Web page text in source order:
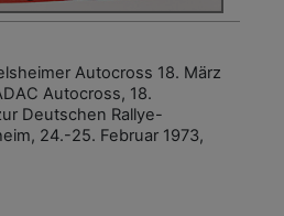
Autocross 18. März
Autocross, 18.
Deutschen Rallye-
24.-25. Februar 1973,